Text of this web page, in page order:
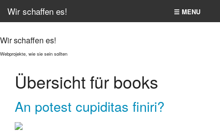
Wir schaffen es! ☰ MENU
Second item
All pages
Wir schaffen es!
Webprojekte, wie sie sein sollten
Übersicht für books
An potest cupiditas finiri?